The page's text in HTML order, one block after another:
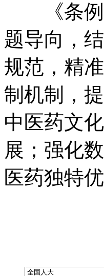
《条例
题导向 ，
规范 ， 精
制机制
，
中医药文化
展 ； 强化
医药独特